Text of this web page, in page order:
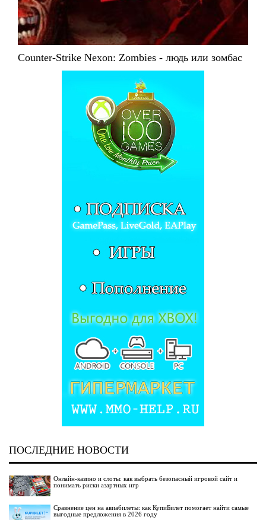
Counter-Strike Nexon: Zombies - людь или зомбас
ПОСЛЕДНИЕ НОВОСТИ
Онлайн-казино и слоты: как выбрать безопасный игровой сайт и
понимать риски азартных игр
Сравнение цен на авиабилеты: как КупиБилет помогает найти самые
выгодные предложения в 2026 году